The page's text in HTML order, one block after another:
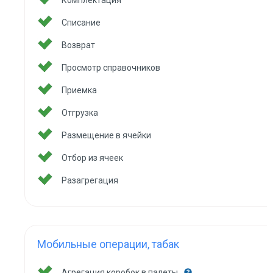
Списание
Возврат
Просмотр справочников
Приемка
Отгрузка
Размещение в ячейки
Отбор из ячеек
Разагрегация
Мобильные операции, табак